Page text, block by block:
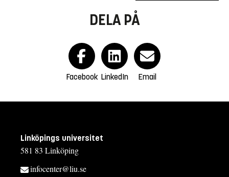
DELA PÅ
Facebook LinkedIn Email
Linköpings universitet
581 83 Linköping
infocenter@liu.se